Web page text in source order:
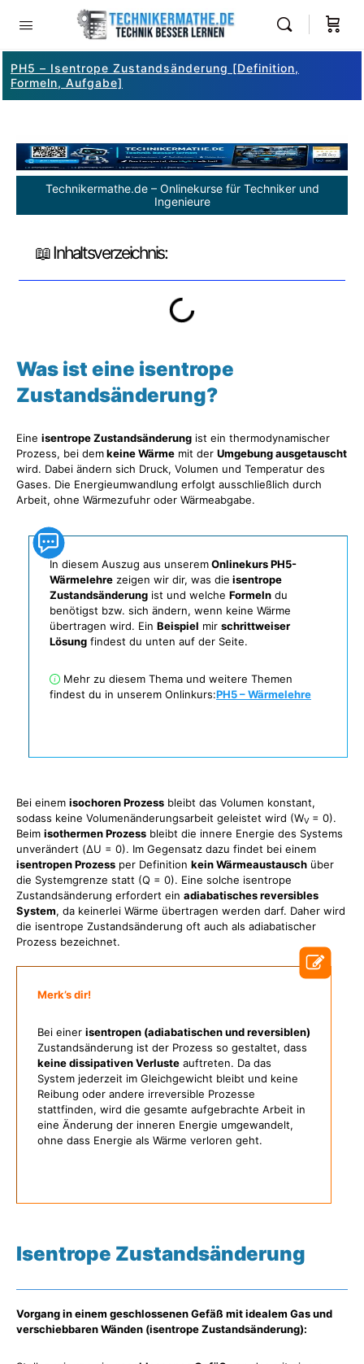
PH5 – Isentrope Zustandsänderung [Definition,
Formeln, Aufgabe]
Technikermathe.de – Onlinekurse für Techniker und
Ingenieure
📖 Inhaltsverzeichnis:
Was ist eine isentrope
Zustandsänderung?
Eine isentrope Zustandsänderung ist ein thermodynamischer
Prozess, bei demkeine Wärme mit der Umgebung ausgetauscht
wird. Dabei ändern sich Druck, Volumen und Temperatur des
Gases. Die Energieumwandlung erfolgt ausschließlich durch
Arbeit, ohne Wärmezufuhr oder Wärmeabgabe.
In diesem Auszug aus unseremOnlinekurs PH5-
Wärmelehre zeigen wir dir, was die isentrope
Zustandsänderung ist und welche Formeln du
benötigst bzw. sich ändern, wenn keine Wärme
übertragen wird. Ein Beispiel mir schrittweiser
Lösung findest du unten auf der Seite.
Mehr zu diesem Thema und weitere Themen
findest du in unserem Onlinkurs:PH5 – Wärmelehre
Bei einem isochoren Prozess bleibt das Volumen konstant,
sodass keine Volumenänderungsarbeit geleistet wird (WV = 0).
Beim isothermen Prozess bleibt die innere Energie des Systems
unverändert (ΔU = 0). Im Gegensatz dazu findet bei einem
isentropen Prozess per Definition kein Wärmeaustausch über
die Systemgrenze statt (Q = 0). Eine solche isentrope
Zustandsänderung erfordert ein adiabatisches reversibles
System, da keinerlei Wärme übertragen werden darf. Daher wird
die isentrope Zustandsänderung oft auch als adiabatischer
Prozess bezeichnet.
Merk’s dir!
Bei einer isentropen (adiabatischen und reversiblen)
Zustandsänderung ist der Prozess so gestaltet, dass
keine dissipativen Verluste auftreten. Da das
System jederzeit im Gleichgewicht bleibt und keine
Reibung oder andere irreversible Prozesse
stattfinden, wird die gesamte aufgebrachte Arbeit in
eine Änderung der inneren Energie umgewandelt,
ohne dass Energie als Wärme verloren geht.
Isentrope Zustandsänderung
Vorgang in einem geschlossenen Gefäß mit idealem Gas und
verschiebbaren Wänden (isentrope Zustandsänderung):